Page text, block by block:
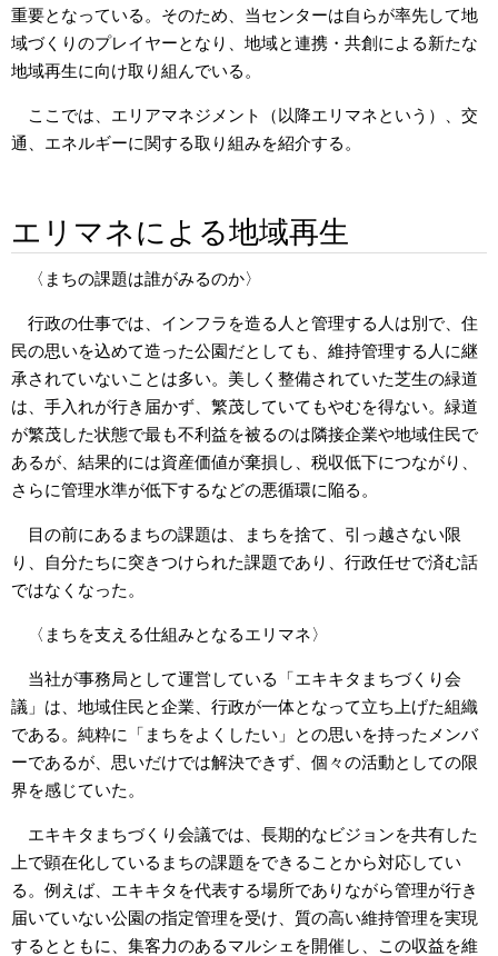
重要となっている。そのため、当センターは自らが率先して地
域づくりのプレイヤーとなり、地域と連携・共創による新たな
地域再生に向け取り組んでいる。
ここでは、エリアマネジメント（以降エリマネという）、交
通、エネルギーに関する取り組みを紹介する。
エリマネによる地域再生
〈まちの課題は誰がみるのか〉
行政の仕事では、インフラを造る人と管理する人は別で、住
民の思いを込めて造った公園だとしても、維持管理する人に継
承されていないことは多い。美しく整備されていた芝生の緑道
は、手入れが行き届かず、繁茂していてもやむを得ない。緑道
が繁茂した状態で最も不利益を被るのは隣接企業や地域住民で
あるが、結果的には資産価値が棄損し、税収低下につながり、
さらに管理水準が低下するなどの悪循環に陥る。
目の前にあるまちの課題は、まちを捨て、引っ越さない限
り、自分たちに突きつけられた課題であり、行政任せで済む話
ではなくなった。
〈まちを支える仕組みとなるエリマネ〉
当社が事務局として運営している「エキキタまちづくり会
議」は、地域住民と企業、行政が一体となって立ち上げた組織
である。純粋に「まちをよくしたい」との思いを持ったメンバ
ーであるが、思いだけでは解決できず、個々の活動としての限
界を感じていた。
エキキタまちづくり会議では、長期的なビジョンを共有した
上で顕在化しているまちの課題をできることから対応してい
る。例えば、エキキタを代表する場所でありながら管理が行き
届いていない公園の指定管理を受け、質の高い維持管理を実現
するとともに、集客力のあるマルシェを開催し、この収益を維